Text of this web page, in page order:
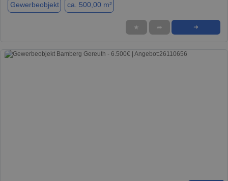
Gewerbeobjekt ca. 500,00 m²
★ ➦ ➜